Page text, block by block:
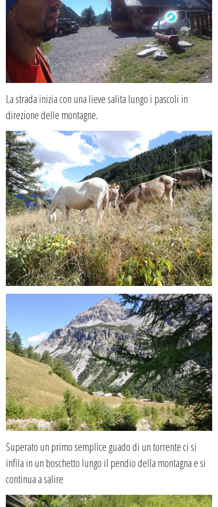
La strada inizia con una lieve salita lungo i pascoli in
direzione delle montagne.
Superato un primo semplice guado di un torrente ci si
infila in un boschetto lungo il pendio della montagna e si
continua a salire